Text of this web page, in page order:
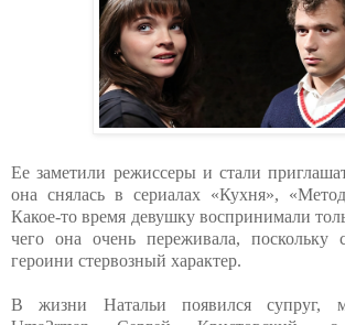
Ее заметили режиссеры и стали
она снялась в сериалах «Кухня»,
Какое-то время девушку воспринимали
чего она очень переживала, поскольку
героини стервозный характер.
В жизни Натальи появился супруг,